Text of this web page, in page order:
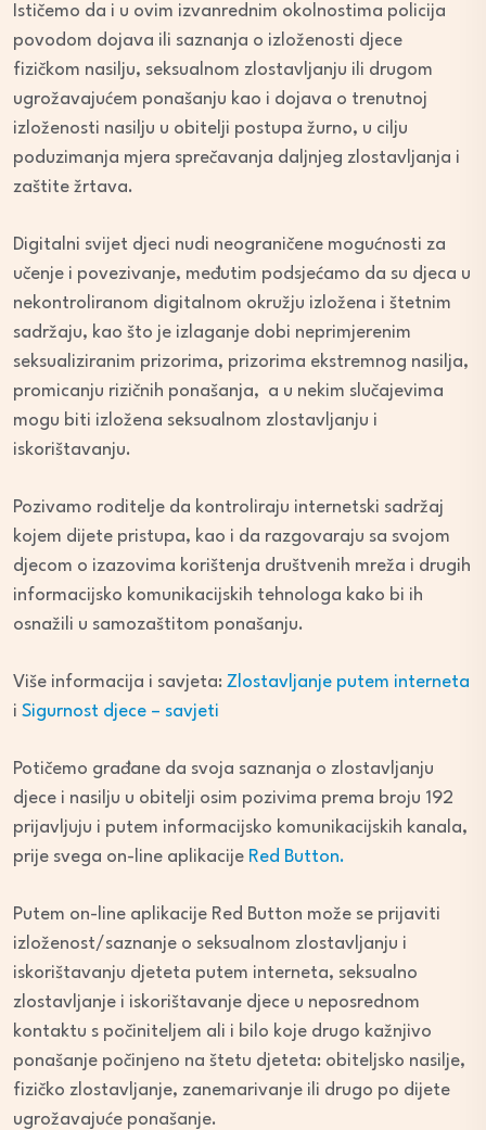
Ističemo da i u ovim izvanrednim okolnostima policija
povodom dojava ili saznanja o izloženosti djece
fizičkom nasilju, seksualnom zlostavljanju ili drugom
ugrožavajućem ponašanju kao i dojava o trenutnoj
izloženosti nasilju u obitelji postupa žurno, u cilju
poduzimanja mjera sprečavanja daljnjeg zlostavljanja i
zaštite žrtava.
Digitalni svijet djeci nudi neograničene mogućnosti za
učenje i povezivanje, međutim podsjećamo da su djeca u
nekontroliranom digitalnom okružju izložena i štetnim
sadržaju, kao što je izlaganje dobi neprimjerenim
seksualiziranim prizorima, prizorima ekstremnog nasilja,
promicanju rizičnih ponašanja, a u nekim slučajevima
mogu biti izložena seksualnom zlostavljanju i
iskorištavanju.
Pozivamo roditelje da kontroliraju internetski sadržaj
kojem dijete pristupa, kao i da razgovaraju sa svojom
djecom o izazovima korištenja društvenih mreža i drugih
informacijsko komunikacijskih tehnologa kako bi ih
osnažili u samozaštitom ponašanju.
Više informacija i savjeta: Zlostavljanje putem interneta
i Sigurnost djece – savjeti
Potičemo građane da svoja saznanja o zlostavljanju
djece i nasilju u obitelji osim pozivima prema broju 192
prijavljuju i putem informacijsko komunikacijskih kanala,
prije svega on-line aplikacije Red Button.
Putem on-line aplikacije Red Button može se prijaviti
izloženost/saznanje o seksualnom zlostavljanju i
iskorištavanju djeteta putem interneta, seksualno
zlostavljanje i iskorištavanje djece u neposrednom
kontaktu s počiniteljem ali i bilo koje drugo kažnjivo
ponašanje počinjeno na štetu djeteta: obiteljsko nasilje,
fizičko zlostavljanje, zanemarivanje ili drugo po dijete
ugrožavajuće ponašanje.